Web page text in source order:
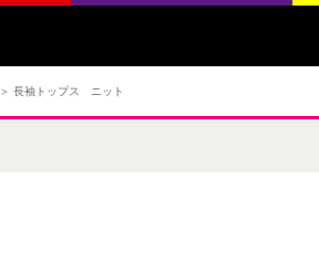
＞ 長袖トップス ニット